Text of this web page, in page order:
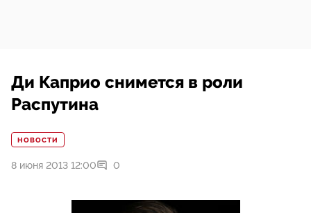
Ди Каприо снимется в роли
Распутина
НОВОСТИ
8 июня 2013 12:00 0